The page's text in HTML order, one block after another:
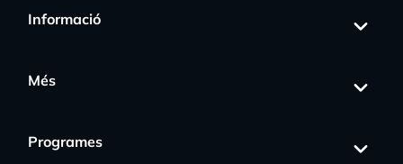
Informació
Més
Programes